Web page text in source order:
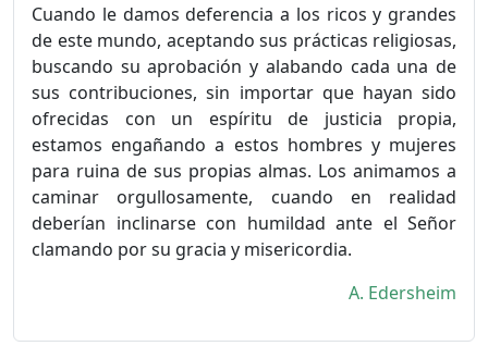
Cuando le damos deferencia a los ricos y grandes
de este mundo, aceptando sus prácticas religiosas,
buscando su aprobación y ala­bando cada una de
sus contribuciones, sin importar que hayan sido
ofrecidas con un espíritu de justicia propia,
estamos engañando a estos hombres y mujeres
para ruina de sus propias almas. Los animamos a
caminar orgullosamente, cuando en realidad
deberían inclinarse con humildad ante el Señor
clamando por su gracia y misericordia.
A. Edersheim